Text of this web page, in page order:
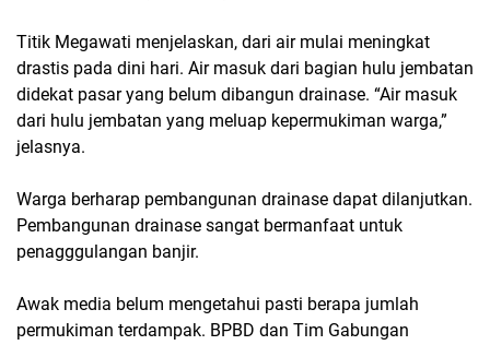
Titik Megawati menjelaskan, dari air mulai meningkat
drastis pada dini hari. Air masuk dari bagian hulu jembatan
didekat pasar yang belum dibangun drainase. “Air masuk
dari hulu jembatan yang meluap kepermukiman warga,”
jelasnya.
Warga berharap pembangunan drainase dapat dilanjutkan.
Pembangunan drainase sangat bermanfaat untuk
penagggulangan banjir.
Awak media belum mengetahui pasti berapa jumlah
permukiman terdampak. BPBD dan Tim Gabungan